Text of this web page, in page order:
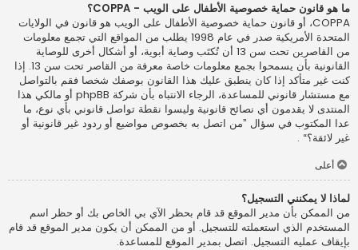
ما هو قانون حماية خصوصية الأطفال على الويب - COPPA؟
COPPA، أو قانون حماية خصوصية الأطفال على الويب هو قانون في الولايات
المتحدة الأمريكية صدر في عام 1998 يطلب من المواقع التي تجمع معلومات
من القاصرين تحت سن 13 أن تُكتَب وصاية أبوية، أو أشكال أخرى للوصاية
القانونية بأن يسمحوا بجمع معلومات خاصة معرفة من القاصر تحت سن 13. إذا
كنت غير متأكد إذا كان ينطبق عليك هذا القانون بوصفك شخصا فقم بالتواصل
مع مستشار قانوني للمساعدة، الرجاء الانتباه بأن شركة phpBB أو مالكي هذا
المنتدى لا يقدمون أي نصائح قانونية وليسوا نقطة تواصل قانوني بأي نوع، ما
عدا المكتوب في سؤال ”من اتصل به بخصوص مواضيع أو ردود غير قانونية أو
غير لائقة؟“ .
أعلى
لماذا لا يمكنني التسجيل؟
من الممكن بأن مدير الموقع قد قام بحظر الآي بي الخاص بك أو حظر اسم
المستخدم الذي استعملته للتسجيل. أو من الممكن أن يكون مدير الموقع قد قام
بإيقاف عمليه التسجيل. اتصل بمدير الموقع للمساعدة.